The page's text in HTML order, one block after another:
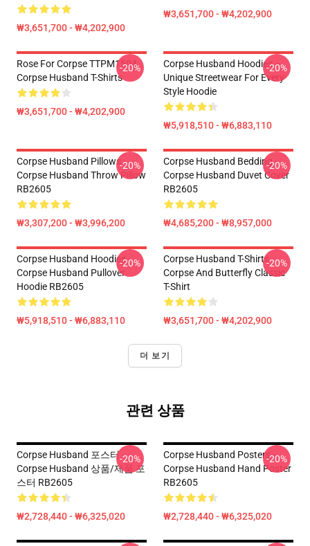
₩3,651,700 - ₩4,202,900
₩3,651,700 - ₩4,202,900
Rose For Corpse TTPM1504
Corpse Husband T-Shirts
₩3,651,700 - ₩4,202,900
-20%
Corpse Husband Hoodies –
Unique Streetwear For Every
Style Hoodie
₩5,918,510 - ₩6,883,110
-20%
Corpse Husband Pillows -
Corpse Husband Throw Pillow
RB2605
₩3,307,200 - ₩3,996,200
-20%
Corpse Husband Bedding -
Corpse Husband Duvet Cover
RB2605
₩4,685,200 - ₩8,957,000
-20%
Corpse Husband Hoodies -
Corpse Husband Pullover
Hoodie RB2605
₩5,918,510 - ₩6,883,110
-20%
Corpse Husband T-Shirts -
Corpse And Butterfly Classic
T-Shirt
₩3,651,700 - ₩4,202,900
-20%
더 보기
관련 상품
Corpse Husband 포스터 -
Corpse Husband 상품/제품 포
스터 RB2605
₩2,728,440 - ₩6,325,020
-20%
Corpse Husband Posters -
Corpse Husband Hand Poster
RB2605
₩2,728,440 - ₩6,325,020
-20%